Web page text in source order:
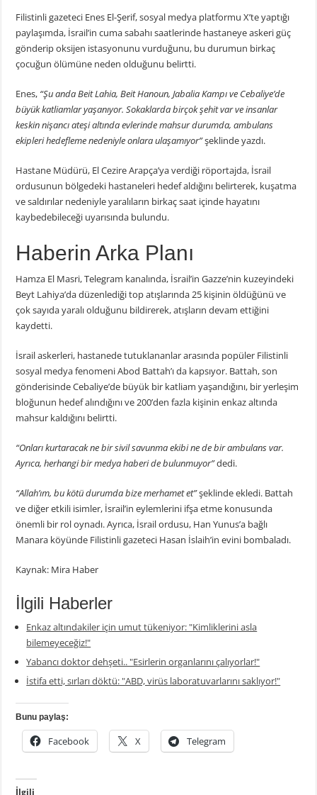
Filistinli gazeteci Enes El-Şerif, sosyal medya platformu X’te yaptığı
paylaşımda, İsrail’in cuma sabahı saatlerinde hastaneye askeri güç
gönderip oksijen istasyonunu vurduğunu, bu durumun birkaç
çocuğun ölümüne neden olduğunu belirtti.
Enes, “Şu anda Beit Lahia, Beit Hanoun, Jabalia Kampı ve Cebaliye’de
büyük katliamlar yaşanıyor. Sokaklarda birçok şehit var ve insanlar
keskin nişancı ateşi altında evlerinde mahsur durumda, ambulans
ekipleri hedefleme nedeniyle onlara ulaşamıyor”şeklinde yazdı.
Hastane Müdürü, El Cezire Arapça’ya verdiği röportajda, İsrail
ordusunun bölgedeki hastaneleri hedef aldığını belirterek, kuşatma
ve saldırılar nedeniyle yaralıların birkaç saat içinde hayatını
kaybedebileceği uyarısında bulundu.
Haberin Arka Planı
Hamza El Masri, Telegram kanalında, İsrail’in Gazze’nin kuzeyindeki
Beyt Lahiya’da düzenlediği top atışlarında 25 kişinin öldüğünü ve
çok sayıda yaralı olduğunu bildirerek, atışların devam ettiğini
kaydetti.
İsrail askerleri, hastanede tutuklananlar arasında popüler Filistinli
sosyal medya fenomeni Abod Battah’ı da kapsıyor. Battah, son
gönderisinde Cebaliye’de büyük bir katliam yaşandığını, bir yerleşim
bloğunun hedef alındığını ve 200’den fazla kişinin enkaz altında
mahsur kaldığını belirtti.
“Onları kurtaracak ne bir sivil savunma ekibi ne de bir ambulans var.
Ayrıca, herhangi bir medya haberi de bulunmuyor”dedi.
“Allah’ım, bu kötü durumda bize merhamet et”şeklinde ekledi. Battah
ve diğer etkili isimler, İsrail’in eylemlerini ifşa etme konusunda
önemli bir rol oynadı. Ayrıca, İsrail ordusu, Han Yunus’a bağlı
Manara köyünde Filistinli gazeteci Hasan İslaih’in evini bombaladı.
Kaynak: Mira Haber
İlgili Haberler
Enkaz altındakiler için umut tükeniyor: "Kimliklerini asla
bilemeyeceğiz!"
Yabancı doktor dehşeti.. "Esirlerin organlarını çalıyorlar!"
İstifa etti, sırları döktü: "ABD, virüs laboratuvarlarını saklıyor!"
Bunu paylaş:
Facebook X Telegram
İlgili